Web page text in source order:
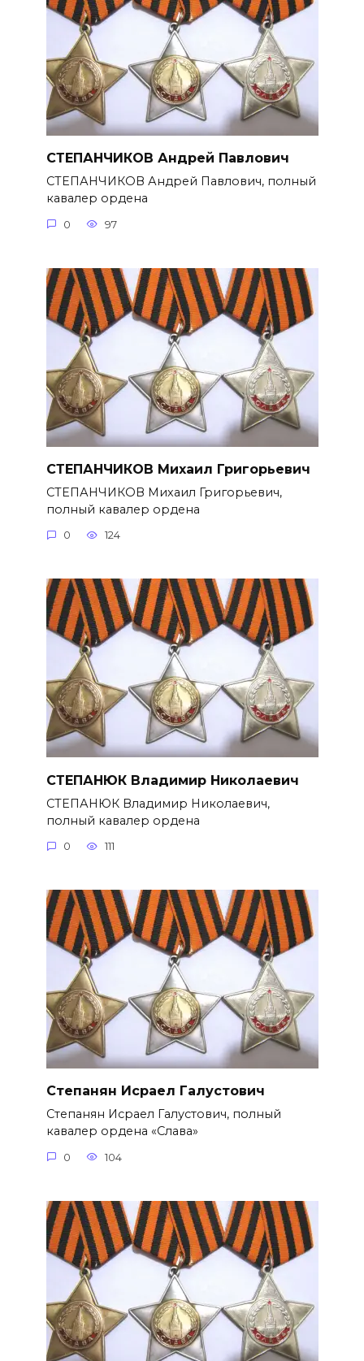
СТЕПАНЧИКОВ Андрей Павлович
СТЕПАНЧИКОВ Андрей Павлович, полный
кавалер ордена
0 97
СТЕПАНЧИКОВ Михаил Григорье­вич
СТЕПАНЧИКОВ Михаил Григорье­вич,
полный кавалер ордена
0 124
СТЕПАНЮК Владимир Николаевич
СТЕПАНЮК Владимир Николае­вич,
полный кавалер ордена
0 111
Степанян Исраел Галустович
Степанян Исраел Галустович, полный
кавалер ордена «Слава»
0 104